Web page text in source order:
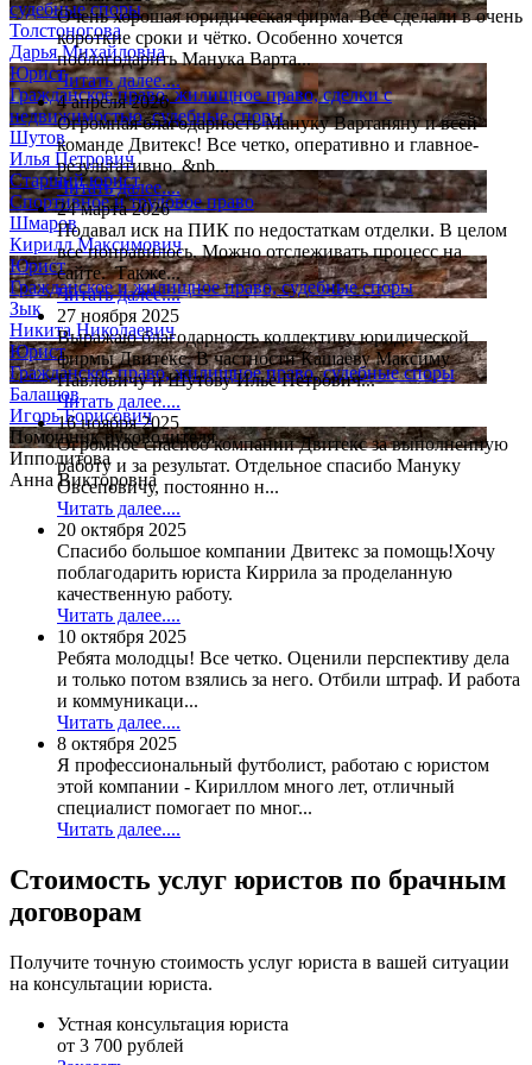
судебные споры
Толстоногова
Дарья Михайловна
Юрист
Гражданское право, жилищное право, сделки с
недвижимостью, судебные споры
Шутов
Илья Петрович
Старший юрист
Спортивное и трудовое право
Шмаров
Кирилл Максимович
Юрист
Гражданское и жилищное право, судебные споры
Зык
Никита Николаевич
Юрист
Гражданское право, жилищное право, судебные споры
Балашов
Игорь Борисович
Помощник руководителя
Ипполитова
Анна Викторовна
Очень хорошая юридическая фирма. Всё сделали в очень
короткие сроки и чётко. Особенно хочется
поблагодарить Манука Варта...
Читать далее....
4 апреля 2026
Огромная благодарность Мануку Вартаняну и всей
команде Двитекс! Все четко, оперативно и главное-
результативно. &nb...
Читать далее....
24 марта 2026
Подавал иск на ПИК по недостаткам отделки. В целом
все понравилось. Можно отслеживать процесс на
сайте. Также...
Читать далее....
27 ноября 2025
Выражаю благодарность коллективу юридической
фирмы Двитекс. В частности Кашаеву Максиму
Павловичу и Шутову Илье Петрович...
Читать далее....
16 ноября 2025
Огромное спасибо компании Двитекс за выполненную
работу и за результат. Отдельное спасибо Мануку
Овсеповичу, постоянно н...
Читать далее....
20 октября 2025
Спасибо большое компании Двитекс за помощь!Хочу
поблагодарить юриста Киррила за проделанную
качественную работу.
Читать далее....
10 октября 2025
Ребята молодцы! Все четко. Оценили перспективу дела
и только потом взялись за него. Отбили штраф. И работа
и коммуникаци...
Читать далее....
8 октября 2025
Я профессиональный футболист, работаю с юристом
этой компании - Кириллом много лет, отличный
специалист помогает по мног...
Читать далее....
Стоимость услуг юристов по брачным
договорам
Получите точную стоимость услуг юриста в вашей ситуации
на консультации юриста.
Устная консультация юриста
от 3 700 рублей